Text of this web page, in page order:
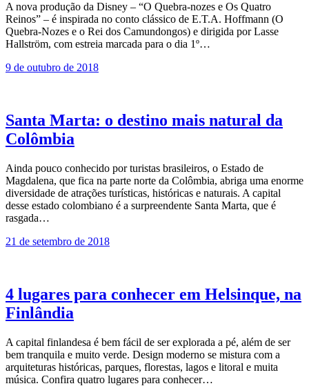
A nova produção da Disney – “O Quebra-nozes e Os Quatro
Reinos” – é inspirada no conto clássico de E.T.A. Hoffmann (O
Quebra-Nozes e o Rei dos Camundongos) e dirigida por Lasse
Hallström, com estreia marcada para o dia 1º…
9 de outubro de 2018
Santa Marta: o destino mais natural da
Colômbia
Ainda pouco conhecido por turistas brasilei­ros, o Estado de
Magdalena, que fica na parte norte da Colômbia, abriga uma enor­me
diversidade de atrações turísticas, históricas e naturais. A capital
desse estado colombiano é a surpreendente Santa Marta, que é
rasgada…
21 de setembro de 2018
4 lugares para conhecer em Helsinque, na
Finlândia
A capital finlandesa é bem fácil de ser explorada a pé, além de ser
bem tranquila e muito verde. Design moderno se mistura com a
arquiteturas históricas, parques, florestas, lagos e litoral e muita
música. Confira quatro lugares para conhecer…